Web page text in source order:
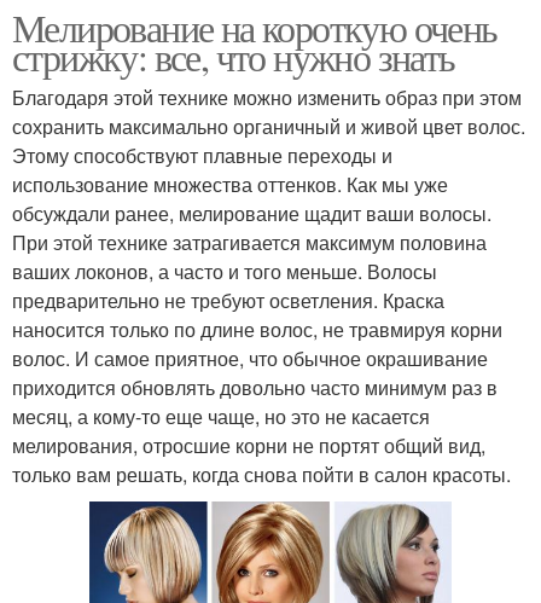
Мелирование на короткую очень
стрижку: все, что нужно знать
Благодаря этой технике можно изменить образ при этом
сохранить максимально органичный и живой цвет волос.
Этому способствуют плавные переходы и
использование множества оттенков. Как мы уже
обсуждали ранее, мелирование щадит ваши волосы.
При этой технике затрагивается максимум половина
ваших локонов, а часто и того меньше. Волосы
предварительно не требуют осветления. Краска
наносится только по длине волос, не травмируя корни
волос. И самое приятное, что обычное окрашивание
приходится обновлять довольно часто минимум раз в
месяц, а кому-то еще чаще, но это не касается
мелирования, отросшие корни не портят общий вид,
только вам решать, когда снова пойти в салон красоты.